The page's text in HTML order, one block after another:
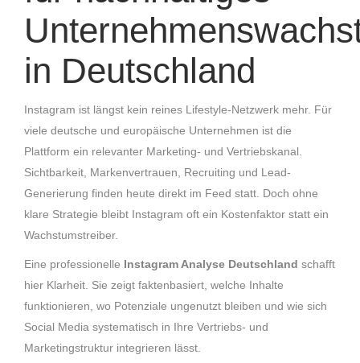
in Deutschland
Instagram ist längst kein reines Lifestyle-Netzwerk mehr. Für
viele deutsche und europäische Unternehmen ist die
Plattform ein relevanter Marketing- und Vertriebskanal.
Sichtbarkeit, Markenvertrauen, Recruiting und Lead-
Generierung finden heute direkt im Feed statt. Doch ohne
klare Strategie bleibt Instagram oft ein Kostenfaktor statt ein
Wachstumstreiber.
Eine professionelle Instagram Analyse Deutschland schafft
hier Klarheit. Sie zeigt faktenbasiert, welche Inhalte
funktionieren, wo Potenziale ungenutzt bleiben und wie sich
Social Media systematisch in Ihre Vertriebs- und
Marketingstruktur integrieren lässt.